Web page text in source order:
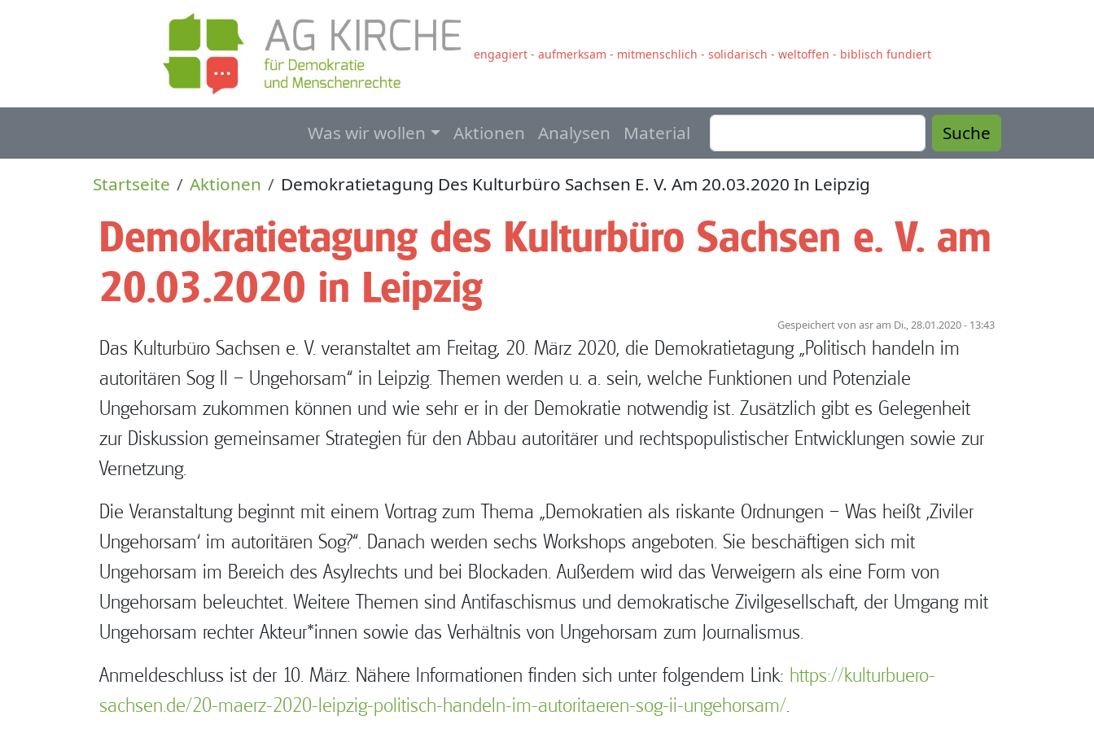
engagiert - aufmerksam - mitmenschlich - solidarisch - weltoffen - biblisch fundiert
Hauptnavigation
Was wir wollen Aktionen Analysen Material
Pfadnavigation
Startseite Aktionen Demokratietagung Des Kulturbüro Sachsen E. V. Am 20.03.2020 In Leipzig
Demokratietagung des Kulturbüro Sachsen e. V. am
20.03.2020 in Leipzig
Gespeichert von asram Di., 28.01.2020 - 13:43
Das Kulturbüro Sachsen e. V. veranstaltet am Freitag, 20. März 2020, die Demokratietagung „Politisch handeln im
autoritären Sog II – Ungehorsam“ in Leipzig. Themen werden u. a. sein, welche Funktionen und Potenziale
Ungehorsam zukommen können und wie sehr er in der Demokratie notwendig ist. Zusätzlich gibt es Gelegenheit
zur Diskussion gemeinsamer Strategien für den Abbau autoritärer und rechtspopulistischer Entwicklungen sowie zur
Vernetzung.
Die Veranstaltung beginnt mit einem Vortrag zum Thema „Demokratien als riskante Ordnungen – Was heißt ‚Ziviler
Ungehorsam‘ im autoritären Sog?“. Danach werden sechs Workshops angeboten. Sie beschäftigen sich mit
Ungehorsam im Bereich des Asylrechts und bei Blockaden. Außerdem wird das Verweigern als eine Form von
Ungehorsam beleuchtet. Weitere Themen sind Antifaschismus und demokratische Zivilgesellschaft, der Umgang mit
Ungehorsam rechter Akteur*innen sowie das Verhältnis von Ungehorsam zum Journalismus.
Anmeldeschluss ist der 10. März. Nähere Informationen finden sich unter folgendem Link: https://kulturbuero-
sachsen.de/20-maerz-2020-leipzig-politisch-handeln-im-autoritaeren-sog-ii-ungehorsam/.